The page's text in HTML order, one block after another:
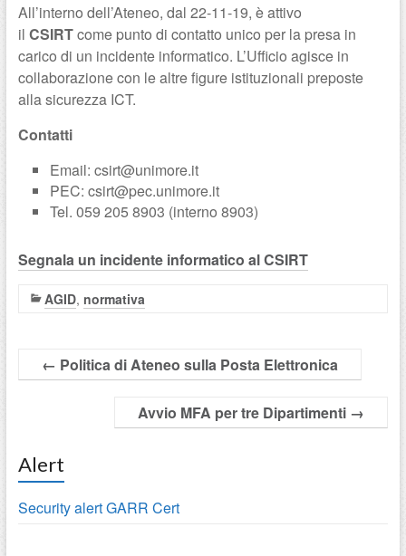
All’interno dell’Ateneo, dal 22-11-19, è attivo
il CSIRTcome punto di contatto unico per la presa in
carico di un incidente informatico. L’Ufficio agisce in
collaborazione con le altre figure istituzionali preposte
alla sicurezza ICT.
Contatti
Email: csirt@unimore.it
PEC: csirt@pec.unimore.it
Tel. 059 205 8903 (interno 8903)
Segnala un incidente informatico al CSIRT
AGID, normativa
← Politica di Ateneo sulla Posta Elettronica
Avvio MFA per tre Dipartimenti →
Alert
Security alert GARR Cert